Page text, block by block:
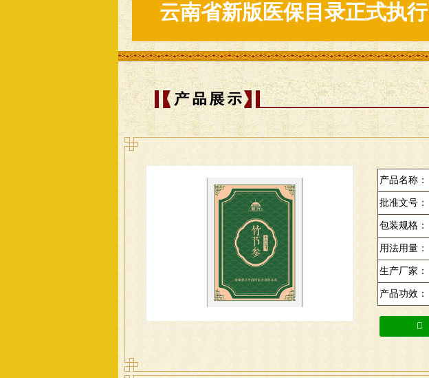
云南省新版医保目录正式执行
产品名称：
批准文号：
包装规格：
用法用量：
生产厂家：
产品功效：